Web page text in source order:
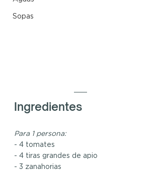
Sopas
Ingredientes
Para 1 persona:
- 4 tomates
- 4 tiras grandes de apio
- 3 zanahorias